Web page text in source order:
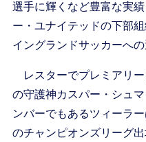
選手に輝くなど豊富な実
ー・ユナイテッドの下部
イングランドサッカーへ
レスターでプレミアリ
の守護神カスパー・シュ
ンバーでもあるツィーラ
のチャンピオンズリーグ